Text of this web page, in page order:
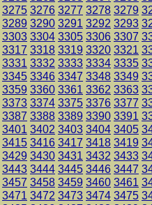
3275 3276 3277 3278 3279
3289 3290 3291 3292 3293
3303 3304 3305 3306 3307
3317 3318 3319 3320 3321
3331 3332 3333 3334 3335
3345 3346 3347 3348 3349
3359 3360 3361 3362 3363
3373 3374 3375 3376 3377
3387 3388 3389 3390 3391
3401 3402 3403 3404 3405
3415 3416 3417 3418 3419
3429 3430 3431 3432 3433
3443 3444 3445 3446 3447
3457 3458 3459 3460 3461
3471 3472 3473 3474 3475